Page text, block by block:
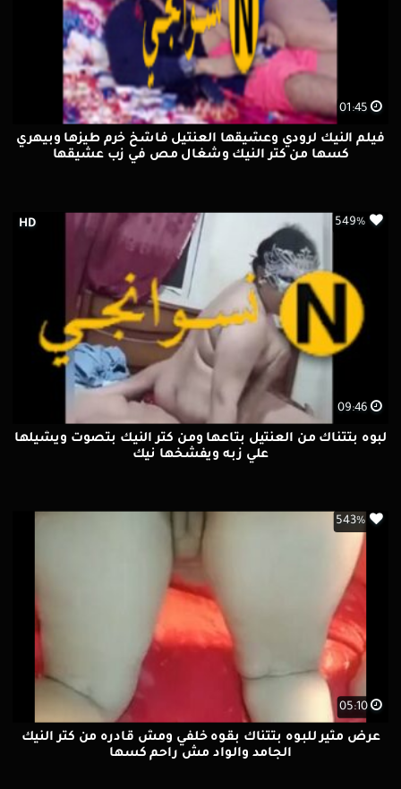
01:45
فيلم النيك لرودي وعشيقها العنتيل فاشخ خرم طيزها وبيهري
كسها من كتر النيك وشغال مص في زب عشيقها
09:46
HD 549%
لبوه بتتناك من العنتيل بتاعها ومن كتر النيك بتصوت ويشيلها
علي زبه ويفشخها نيك
05:10
543%
عرض مثير للبوه بتتناك بقوه خلفي ومش قادره من كتر النيك
الجامد والواد مش راحم كسها